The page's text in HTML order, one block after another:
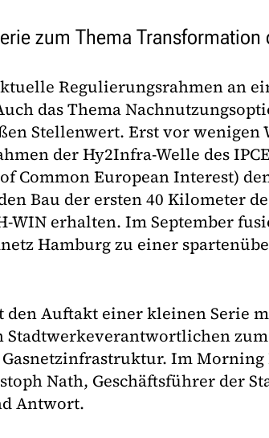
zum Thema Transformation
Regulierungsrahmen an
das Thema
Stellenwert. Erst vor wenigen
der Hy2Infra-Welle des
Common European Interest)
Bau der ersten 40 Kilometer
WIN erhalten. Im September
Hamburg zu einer
den Auftakt einer kleinen Serie
Stadtwerkeverantwortlichen
Im
Nath, Geschäftsführer der
Antwort.